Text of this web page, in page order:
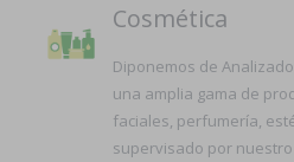
Cosmética
Diponemos de
una amplia gama de
faciales, perfumería,
supervisado por